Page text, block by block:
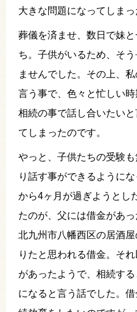
大きな問題になってしまっ
葬儀を済ませ、数日で妹
ち。子供がいるため、そ
ませんでした。その上、
言う事で、色々と忙しい時
相続の事で話し合いたい
てしまったのです。
やっと、子供たちの受験
り話す事ができるように
から4ヶ月が過ぎようとし
たのが、父には借金があ
北九州市八幡西区の居酒
りたと思われる借金。そ
があったようで、相続す
になると言う話でした。